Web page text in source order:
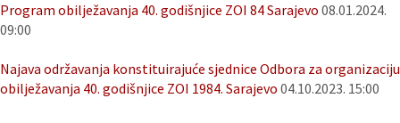
Program obilježavanja 40. godišnjice ZOI 84 Sarajevo 08.01.2024.
09:00
Najava održavanja konstituirajuće sjednice Odbora za organizaciju
obilježavanja 40. godišnjice ZOI 1984. Sarajevo 04.10.2023. 15:00